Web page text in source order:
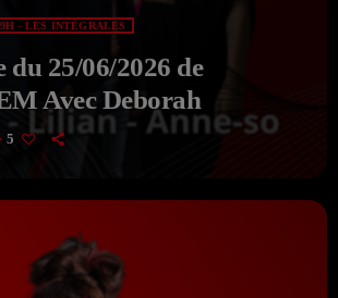
- LES INTÉGRALES
du 25/06/2026 de
Avec Deborah
5